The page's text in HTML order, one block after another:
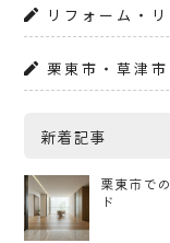
リフォーム・
栗東市・草津
新着記事
栗東市で
ド